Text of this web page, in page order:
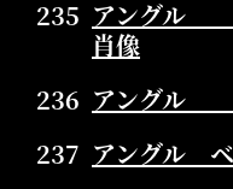
235 アングル
肖像
236 アングル
237 アングル